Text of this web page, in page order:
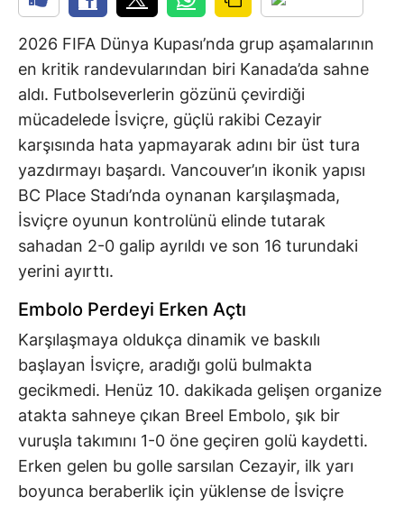
2026 FIFA Dünya Kupası’nda grup aşamalarının
en kritik randevularından biri Kanada’da sahne
aldı. Futbolseverlerin gözünü çevirdiği
mücadelede İsviçre, güçlü rakibi Cezayir
karşısında hata yapmayarak adını bir üst tura
yazdırmayı başardı. Vancouver’ın ikonik yapısı
BC Place Stadı’nda oynanan karşılaşmada,
İsviçre oyunun kontrolünü elinde tutarak
sahadan 2-0 galip ayrıldı ve son 16 turundaki
yerini ayırttı.
Embolo Perdeyi Erken Açtı
Karşılaşmaya oldukça dinamik ve baskılı
başlayan İsviçre, aradığı golü bulmakta
gecikmedi. Henüz 10. dakikada gelişen organize
atakta sahneye çıkan Breel Embolo, şık bir
vuruşla takımını 1-0 öne geçiren golü kaydetti.
Erken gelen bu golle sarsılan Cezayir, ilk yarı
boyunca beraberlik için yüklense de İsviçre